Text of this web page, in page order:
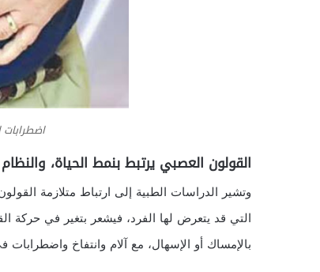
القولون العصبي يرتبط بنمط الحياة،
وتشير الدراسات الطبية إلى ارتباط متلازمة
التي قد يتعرض لها الفرد، فيشعر بتغير في حركة
بالإمساك أو الإسهال، مع آلام وانتفاخ واضطرابات